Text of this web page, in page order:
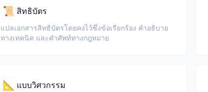
📜 สิทธิบัตร
แปลเอกสารสิทธิบัตรโดยคงไว้ซึ่งข้อเรียกร้อง คำอธิบาย
ทางเทคนิค และคำศัพท์ทางกฎหมาย
📐 แบบวิศวกรรม